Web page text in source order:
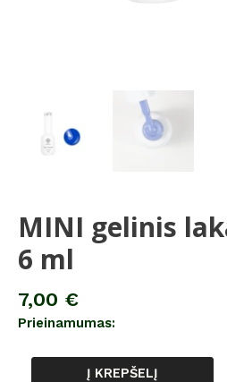
MINI gelinis
6 ml
7,00 €
Prieinamumas:
Į KREPŠELĮ